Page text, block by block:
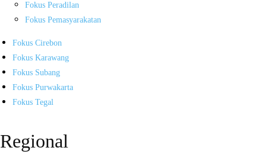
Fokus Peradilan
Fokus Pemasyarakatan
Fokus Cirebon
Fokus Karawang
Fokus Subang
Fokus Purwakarta
Fokus Tegal
Regional